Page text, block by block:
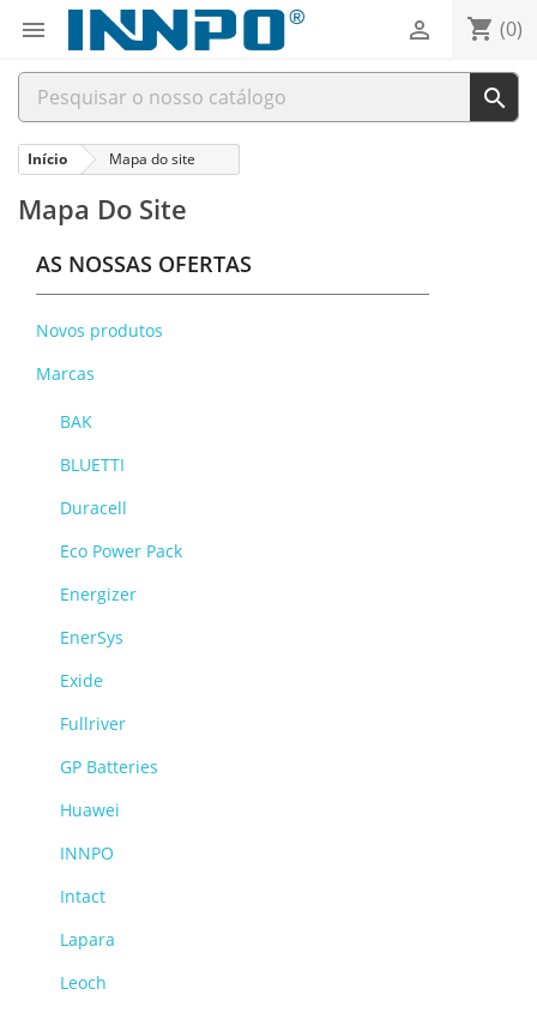
 shopping_cart (0)


Início Mapa do site
Mapa Do Site
AS NOSSAS OFERTAS
Novos produtos
Marcas
BAK
BLUETTI
Duracell
Eco Power Pack
Energizer
EnerSys
Exide
Fullriver
GP Batteries
Huawei
INNPO
Intact
Lapara
Leoch